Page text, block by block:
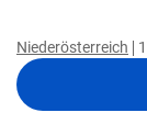
Niederösterreich